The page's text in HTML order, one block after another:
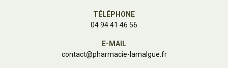
TÉLÉPHONE
04 94 41 46 56
E-MAIL
contact@pharmacie-lamalgue.fr